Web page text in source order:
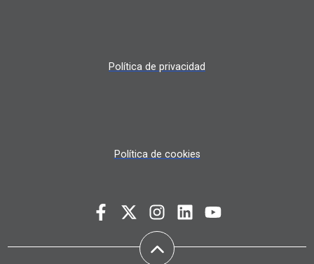
Política de privacidad
Política de cookies